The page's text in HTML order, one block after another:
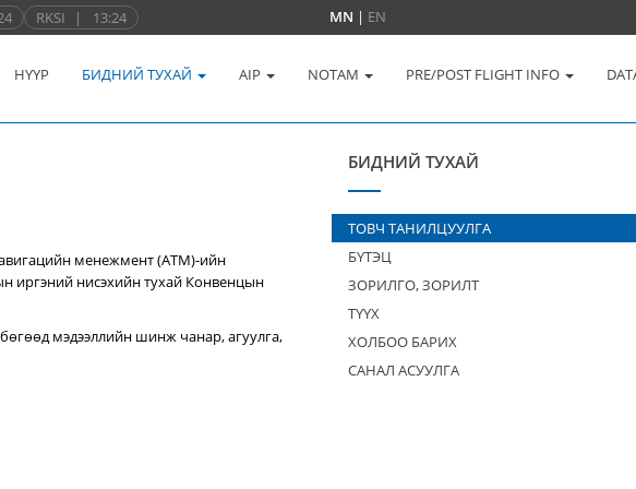
RKSI | 13:24 MN | EN
НҮҮР БИДНИЙ ТУХАЙ AIP NOTAM PRE/POST FLIGHT INFO
менежмент (ATM)-ийн
иргэний нисэхийн тухай Конвенцын
мэдээллийн шинж чанар, агуулга,
БИДНИЙ ТУХАЙ
ТОВЧ ТАНИЛЦУУЛГА
БҮТЭЦ
ЗОРИЛГО, ЗОРИЛТ
ТҮҮХ
ХОЛБОО БАРИХ
САНАЛ АСУУЛГА